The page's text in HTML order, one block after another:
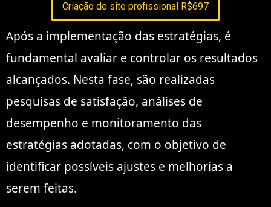
Criação de site profissional R$697
Após a implementação das estratégias, é
fundamental avaliar e controlar os resultados
alcançados. Nesta fase, são realizadas
pesquisas de satisfação, análises de
desempenho e monitoramento das
estratégias adotadas, com o objetivo de
identificar possíveis ajustes e melhorias a
serem feitas.